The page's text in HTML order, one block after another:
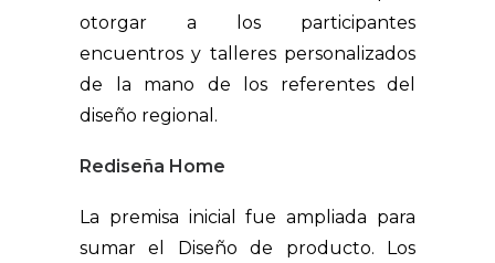
otorgar a los participantes
encuentros y talleres personalizados
de la mano de los referentes del
diseño regional.
Rediseña Home
La premisa inicial fue ampliada para
sumar el Diseño de producto. Los